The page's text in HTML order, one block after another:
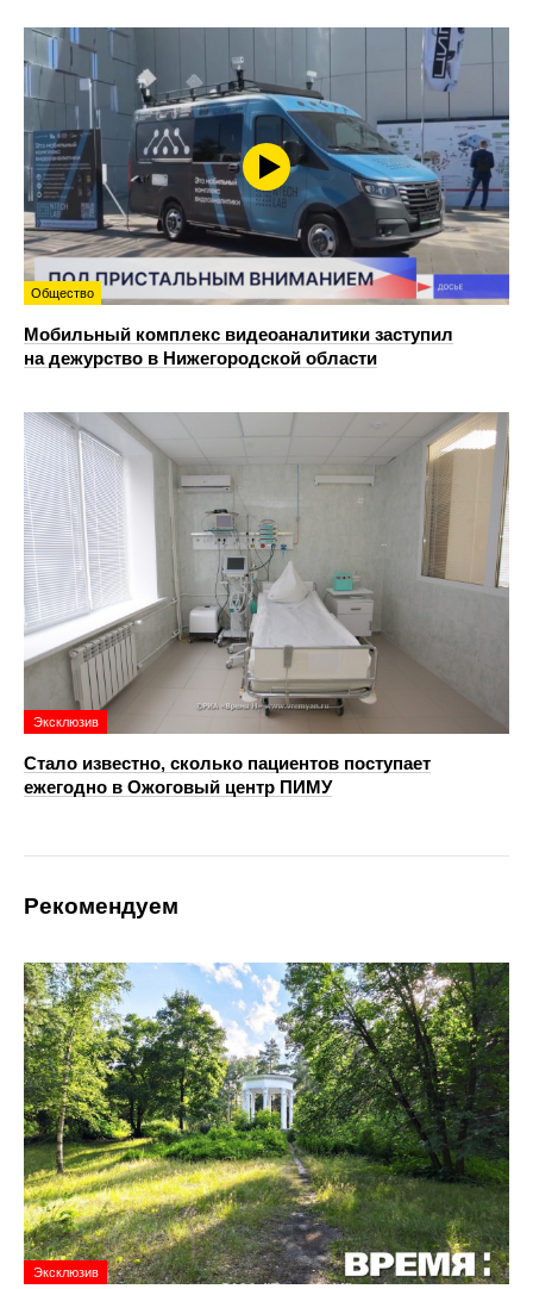
Общество
Мобильный комплекс видеоаналитики заступил
на дежурство в Нижегородской области
Эксклюзив
Стало известно, сколько пациентов поступает
ежегодно в Ожоговый центр ПИМУ
Рекомендуем
Эксклюзив